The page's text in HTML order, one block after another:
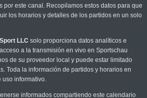
por este canal. Recopilamos estos datos para que
los horarios y detalles de los partidos en un solo
LLC solo proporciona datos analíticos e
a la transmisión en vivo en Sportschau
de su proveedor local y puede estar limitado
Toda la información de partidos y horarios en
uso informativo.
informados compartiendo este calendario